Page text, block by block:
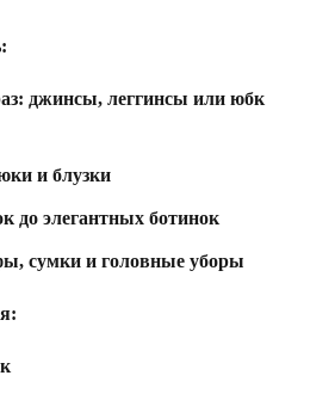
джинсы, леггинсы или юбк
и блузки
до элегантных ботинок
сумки и головные уборы